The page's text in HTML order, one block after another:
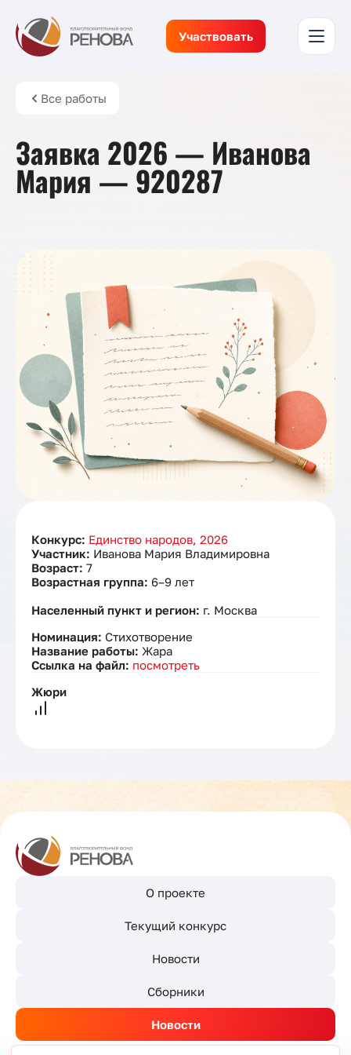
Участвовать
Все работы
Заявка 2026 — Иванова
Мария — 920287
Конкурс: Единство народов, 2026
Участник: Иванова Мария Владимировна
Возраст: 7
Возрастная группа: 6–9 лет
Населенный пункт и регион: г. Москва
Номинация: Стихотворение
Название работы: Жара
Ссылка на файл: посмотреть
Жюри
О проекте
Текущий конкурс
Новости
Сборники
Новости